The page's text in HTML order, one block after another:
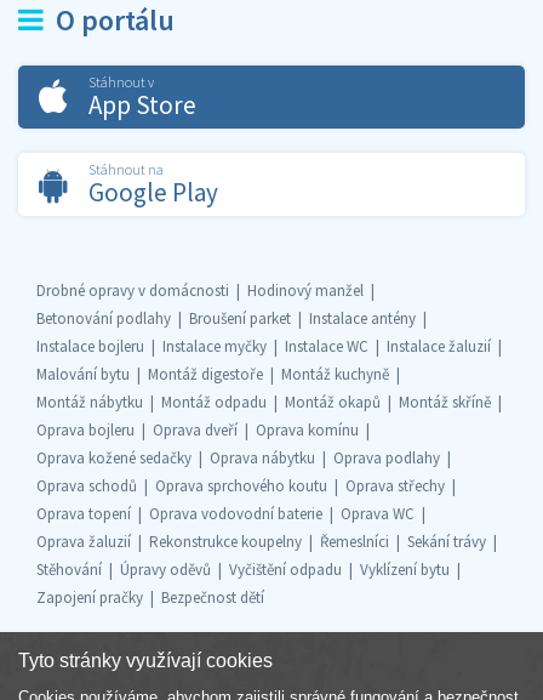
O portálu
Stáhnout v
App Store
Stáhnout na
Google Play
Drobné opravy v domácnosti
Hodinový manžel
Betonování podlahy
Broušení parket
Instalace antény
Instalace bojleru
Instalace myčky Instalace WC
Instalace žaluzií
Malování bytu
Montáž digestoře
Montáž kuchyně
Montáž nábytku
Montáž odpadu Montáž okapů
Montáž skříně
Oprava bojleru
Oprava dveří
Oprava komínu
Oprava kožené sedačky
Oprava nábytku
Oprava podlahy
Oprava schodů
Oprava sprchového koutu
Oprava střechy
Oprava topení
Oprava vodovodní baterie
Oprava WC
Oprava žaluzií
Rekonstrukce koupelny Řemeslníci
Sekání trávy
Stěhování
Úpravy oděvů Vyčištění odpadu
Vyklízení bytu
Zapojení pračky
Bezpečnost dětí
Tyto stránky využívají cookies